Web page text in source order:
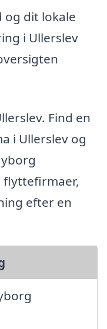
og dit lokale
i Ullerslev
Find en
i Ullerslev og
flyttefirmaer,
efter en